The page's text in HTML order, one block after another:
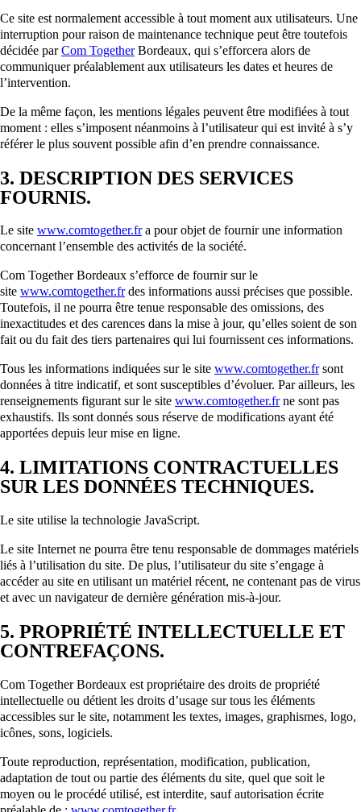
Ce site est normalement accessible à tout moment aux utilisateurs. Une
interruption pour raison de maintenance technique peut être toutefois
décidée parCom TogetherBordeaux, qui s’efforcera alors de
communiquer préalablement aux utilisateurs les dates et heures de
l’intervention.
De la même façon, les mentions légales peuvent être modifiées à tout
moment : elles s’imposent néanmoins à l’utilisateur qui est invité à s’y
référer le plus souvent possible afin d’en prendre connaissance.
3. DESCRIPTION DES SERVICES
FOURNIS.
Le site www.comtogether.fra pour objet de fournir une information
concernant l’ensemble des activités de la société.
Com Together Bordeaux s’efforce de fournir sur le
site www.comtogether.frdes informations aussi précises que possible.
Toutefois, il ne pourra être tenue responsable des omissions, des
inexactitudes et des carences dans la mise à jour, qu’elles soient de son
fait ou du fait des tiers partenaires qui lui fournissent ces informations.
Tous les informations indiquées sur le site www.comtogether.frsont
données à titre indicatif, et sont susceptibles d’évoluer. Par ailleurs, les
renseignements figurant sur le site www.comtogether.frne sont pas
exhaustifs. Ils sont donnés sous réserve de modifications ayant été
apportées depuis leur mise en ligne.
4. LIMITATIONS CONTRACTUELLES
SUR LES DONNÉES TECHNIQUES.
Le site utilise la technologie JavaScript.
Le site Internet ne pourra être tenu responsable de dommages matériels
liés à l’utilisation du site. De plus, l’utilisateur du site s’engage à
accéder au site en utilisant un matériel récent, ne contenant pas de virus
et avec un navigateur de dernière génération mis-à-jour.
5. PROPRIÉTÉ INTELLECTUELLE ET
CONTREFAÇONS.
Com Together Bordeaux est propriétaire des droits de propriété
intellectuelle ou détient les droits d’usage sur tous les éléments
accessibles sur le site, notamment les textes, images, graphismes, logo,
icônes, sons, logiciels.
Toute reproduction, représentation, modification, publication,
adaptation de tout ou partie des éléments du site, quel que soit le
moyen ou le procédé utilisé, est interdite, sauf autorisation écrite